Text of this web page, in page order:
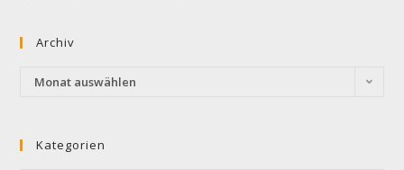
a
new
new
new
Archiv
Archiv
Monat auswählen
Kategorien